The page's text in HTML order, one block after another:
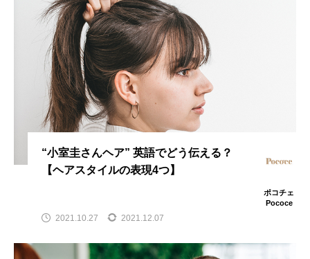
“小室圭さんヘア” 英語でどう伝える？
【ヘアスタイルの表現4つ】
ポコチェ
Pococe
2021.10.27 2021.12.07